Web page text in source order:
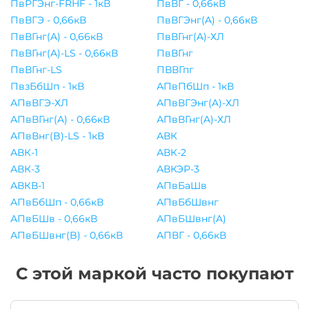
ПвРГЭнг-FRHF - 1кВ
ПвВГ - 0,66кВ
ПвВГЭ - 0,66кВ
ПвВГЭнг(A) - 0,66кВ
ПвВГнг(A) - 0,66кВ
ПвВГнг(A)-ХЛ
ПвВГнг(A)-LS - 0,66кВ
ПвВГнг
ПвВГнг-LS
ПВВГпг
ПвзБбШп - 1кВ
АПвПбШп - 1кВ
АПвВГЭ-ХЛ
АПвВГЭнг(A)-ХЛ
АПвВГнг(A) - 0,66кВ
АПвВГнг(A)-ХЛ
АПвВнг(B)-LS - 1кВ
АВК
АВК-1
АВК-2
АВК-3
АВКЭР-3
АВКВ-1
АПвБаШв
АПвБбШп - 0,66кВ
АПвБбШвнг
АПвБШв - 0,66кВ
АПвБШвнг(A)
АПвБШвнг(B) - 0,66кВ
АПВГ - 0,66кВ
С этой маркой часто покупают